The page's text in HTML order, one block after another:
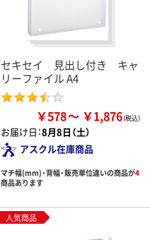
セキセイ 見出し付き キャ
リーファイル A4
￥578 ￥1,876
お届け日：8月8日（土）
アスクル在庫商品
マチ幅(mm)・背幅・販売単位違いの商品が4
商品あります
人気商品